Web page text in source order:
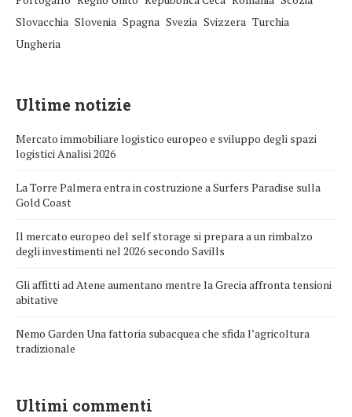
Slovacchia Slovenia Spagna Svezia Svizzera Turchia
Ungheria
Ultime notizie
Mercato immobiliare logistico europeo e sviluppo degli spazi
logistici Analisi 2026
La Torre Palmera entra in costruzione a Surfers Paradise sulla
Gold Coast
Il mercato europeo del self storage si prepara a un rimbalzo
degli investimenti nel 2026 secondo Savills
Gli affitti ad Atene aumentano mentre la Grecia affronta tensioni
abitative
Nemo Garden Una fattoria subacquea che sfida l’agricoltura
tradizionale
Ultimi commenti